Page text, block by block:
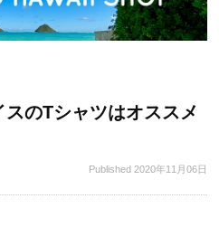
のTシャツはオススメ
Published 2020年11月06日